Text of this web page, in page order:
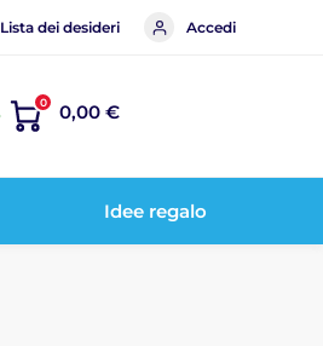
Lista dei desideri Accedi
0 0,00 €
Idee regalo